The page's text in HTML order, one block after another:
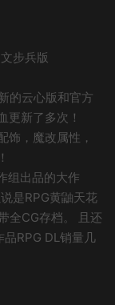
步兵版
的云心版和官方
更新了多次！
饰，魔改属性，
组出品的大作
是RPG黄鼬天花
全CG存档。 且还
RPG DL销量几